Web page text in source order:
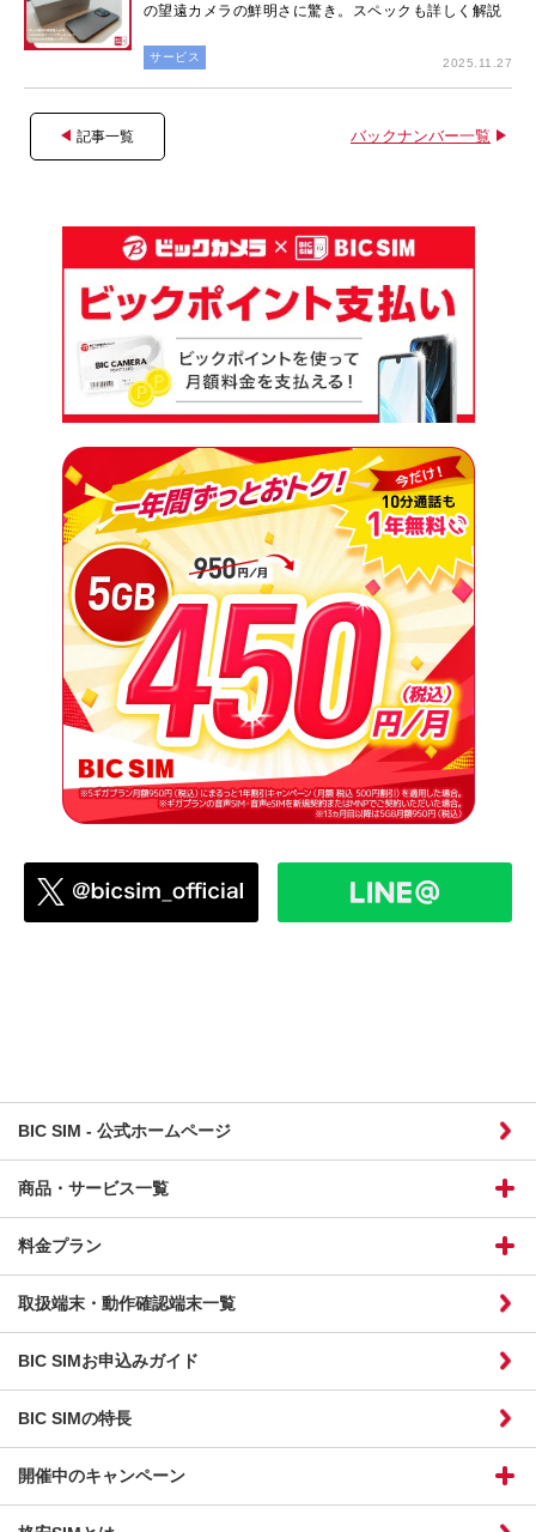
の望遠カメラの鮮明さに驚き。スペックも詳しく解説
サービス 2025.11.27
記事一覧 バックナンバー一覧
BIC SIM - 公式ホームページ
商品・サービス一覧
料金プラン
取扱端末・動作確認端末一覧
BIC SIMお申込みガイド
BIC SIMの特長
開催中のキャンペーン